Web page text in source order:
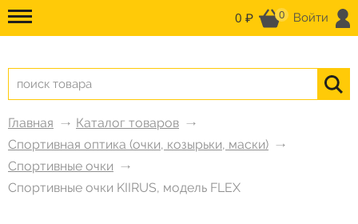
0 ₽ 0 Войти
Главная
Каталог товаров
Спортивная оптика (очки, козырьки, маски)
Спортивные очки
Спортивные очки KIIRUS, модель FLEX